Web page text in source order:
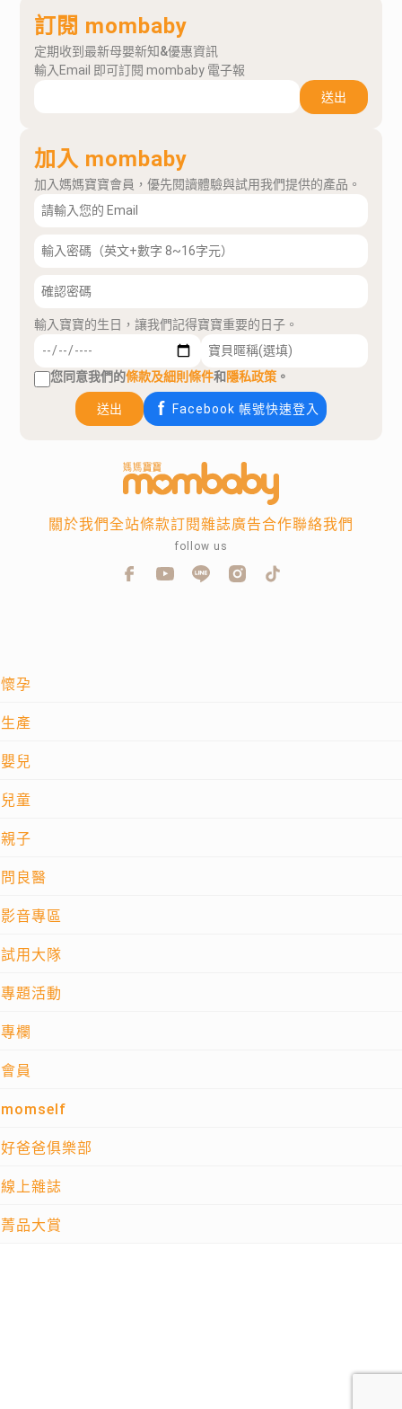
訂閱 mombaby
定期收到最新母嬰新知&優惠資訊
輸入Email 即可訂閱 mombaby 電子報
送出
加入 mombaby
加入媽媽寶寶會員，優先閱讀體驗與試用我們提供的產品。
輸入寶寶的生日，讓我們記得寶寶重要的日子。
您同意我們的條款及細則條件和隱私政策 。
送出 Facebook 帳號快速登入
懷孕
生產
嬰兒
兒童
親子
問良醫
影音專區
試用大隊
專題活動
專欄
會員
momself
好爸爸俱樂部
線上雜誌
菁品大賞
關於我們全站條款訂閱雜誌廣告合作聯絡我們
follow us